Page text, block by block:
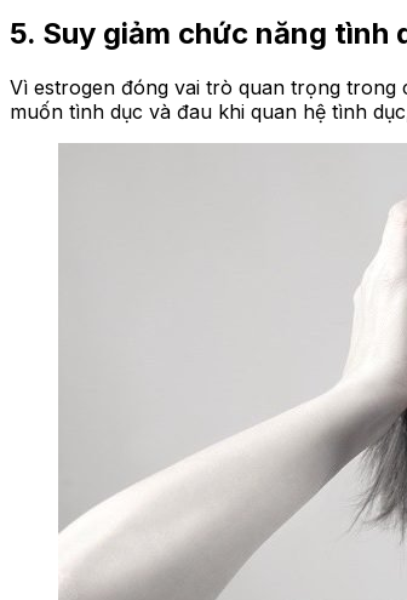
5. Suy giảm chức năng tình
Vì estrogen đóng vai trò quan trọng trong
muốn tình dục và đau khi quan hệ tình